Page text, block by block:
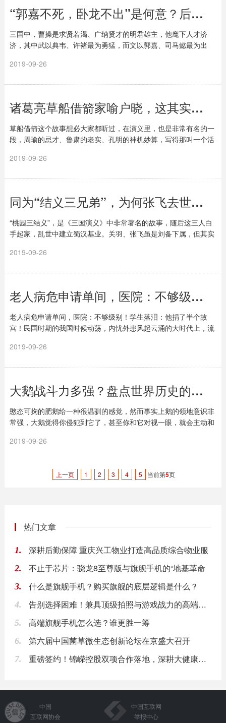
“郭嘉不死，卧龙不出”是何意？后面还有一句，道破三国归晋真谛
三国中，曹操是求贤若渴、广纳贤才的明君雄主，他麾下人才济
济，其中武以典韦、许褚最为勇猛，而文以郭嘉、司马懿最为出
2019-09-26
诸葛亮草船借箭家喻户晓，这其实是一个千古骗局
草船借箭这个故事想必大家都听过，在演义里，也是非常有名的一
段，周瑜的忌才、鲁肃的老实、孔明的神机妙算，写得那叫一个活
2019-09-26
同为“结义三兄弟”，为何张飞去世后，刘备的态度让人感到冷漠
“桃园三结义”，是《三国演义》中非常著名的故事，随后这三人白
手起家，乱世中建立蜀汉基业。关羽、张飞虽是刘备下属，但其实
2019-09-26
老人病危申请单间，医院：不够级别！学生落泪：他捐了半个故宫
老人病危申请单间，医院：不够级别！学生落泪：他捐了半个故
宫！民国时期的我国时候动荡，内忧外患风起云涌的大时代上，流
2019-09-26
大鹅战斗力多强？盘点世界历史的鹅兵 美军基地：中国狮子鹅最凶
憨态可掬的肥鹅给一种很温驯的感觉，然而事实上鹅的领地意识非
常强，大鹅觉得你侵犯到它了，甚至你和它对视一眼，就会主动和
2019-09-26
上一页 1 2 3 4 5 当前第5页
热门文章
1. 深耕后勤保障 重庆兴工物业打造高品质综合物业服
2. 不止于芯片：骁龙8至尊版与旗舰手机的“地基革命
3. 什么是旗舰手机？购买旗舰的底层逻辑是什么？
4. 告别选择困难！兼具顶级拍照与游戏战力的高端旗舰
5. 高端旗舰手机怎么选？谁更胜一筹
6. 第六届中国菌草微生态创新论坛在京盛大召开
7. 重磅签约！锦嵘控股双项合作落地，深耕大健康蓝海
中国
互联网协会
中国互联网
举报中心